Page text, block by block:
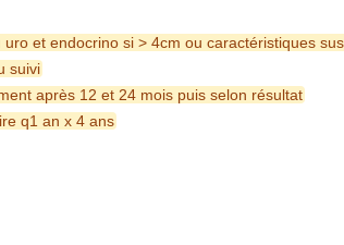
uro et endocrino si > 4cm ou caractéristiques
suivi
après 12 et 24 mois puis selon résultat
q1 an x 4 ans